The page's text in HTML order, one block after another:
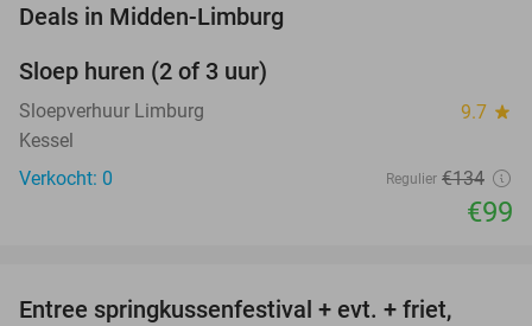
Deals in Midden-Limburg
NEW
TODAY
Sloep huren (2 of 3 uur)
Sloepverhuur Limburg 9.7 star
Kessel
Verkocht: 0
Regulier €134
€99
Entree springkussenfestival + evt. + friet,